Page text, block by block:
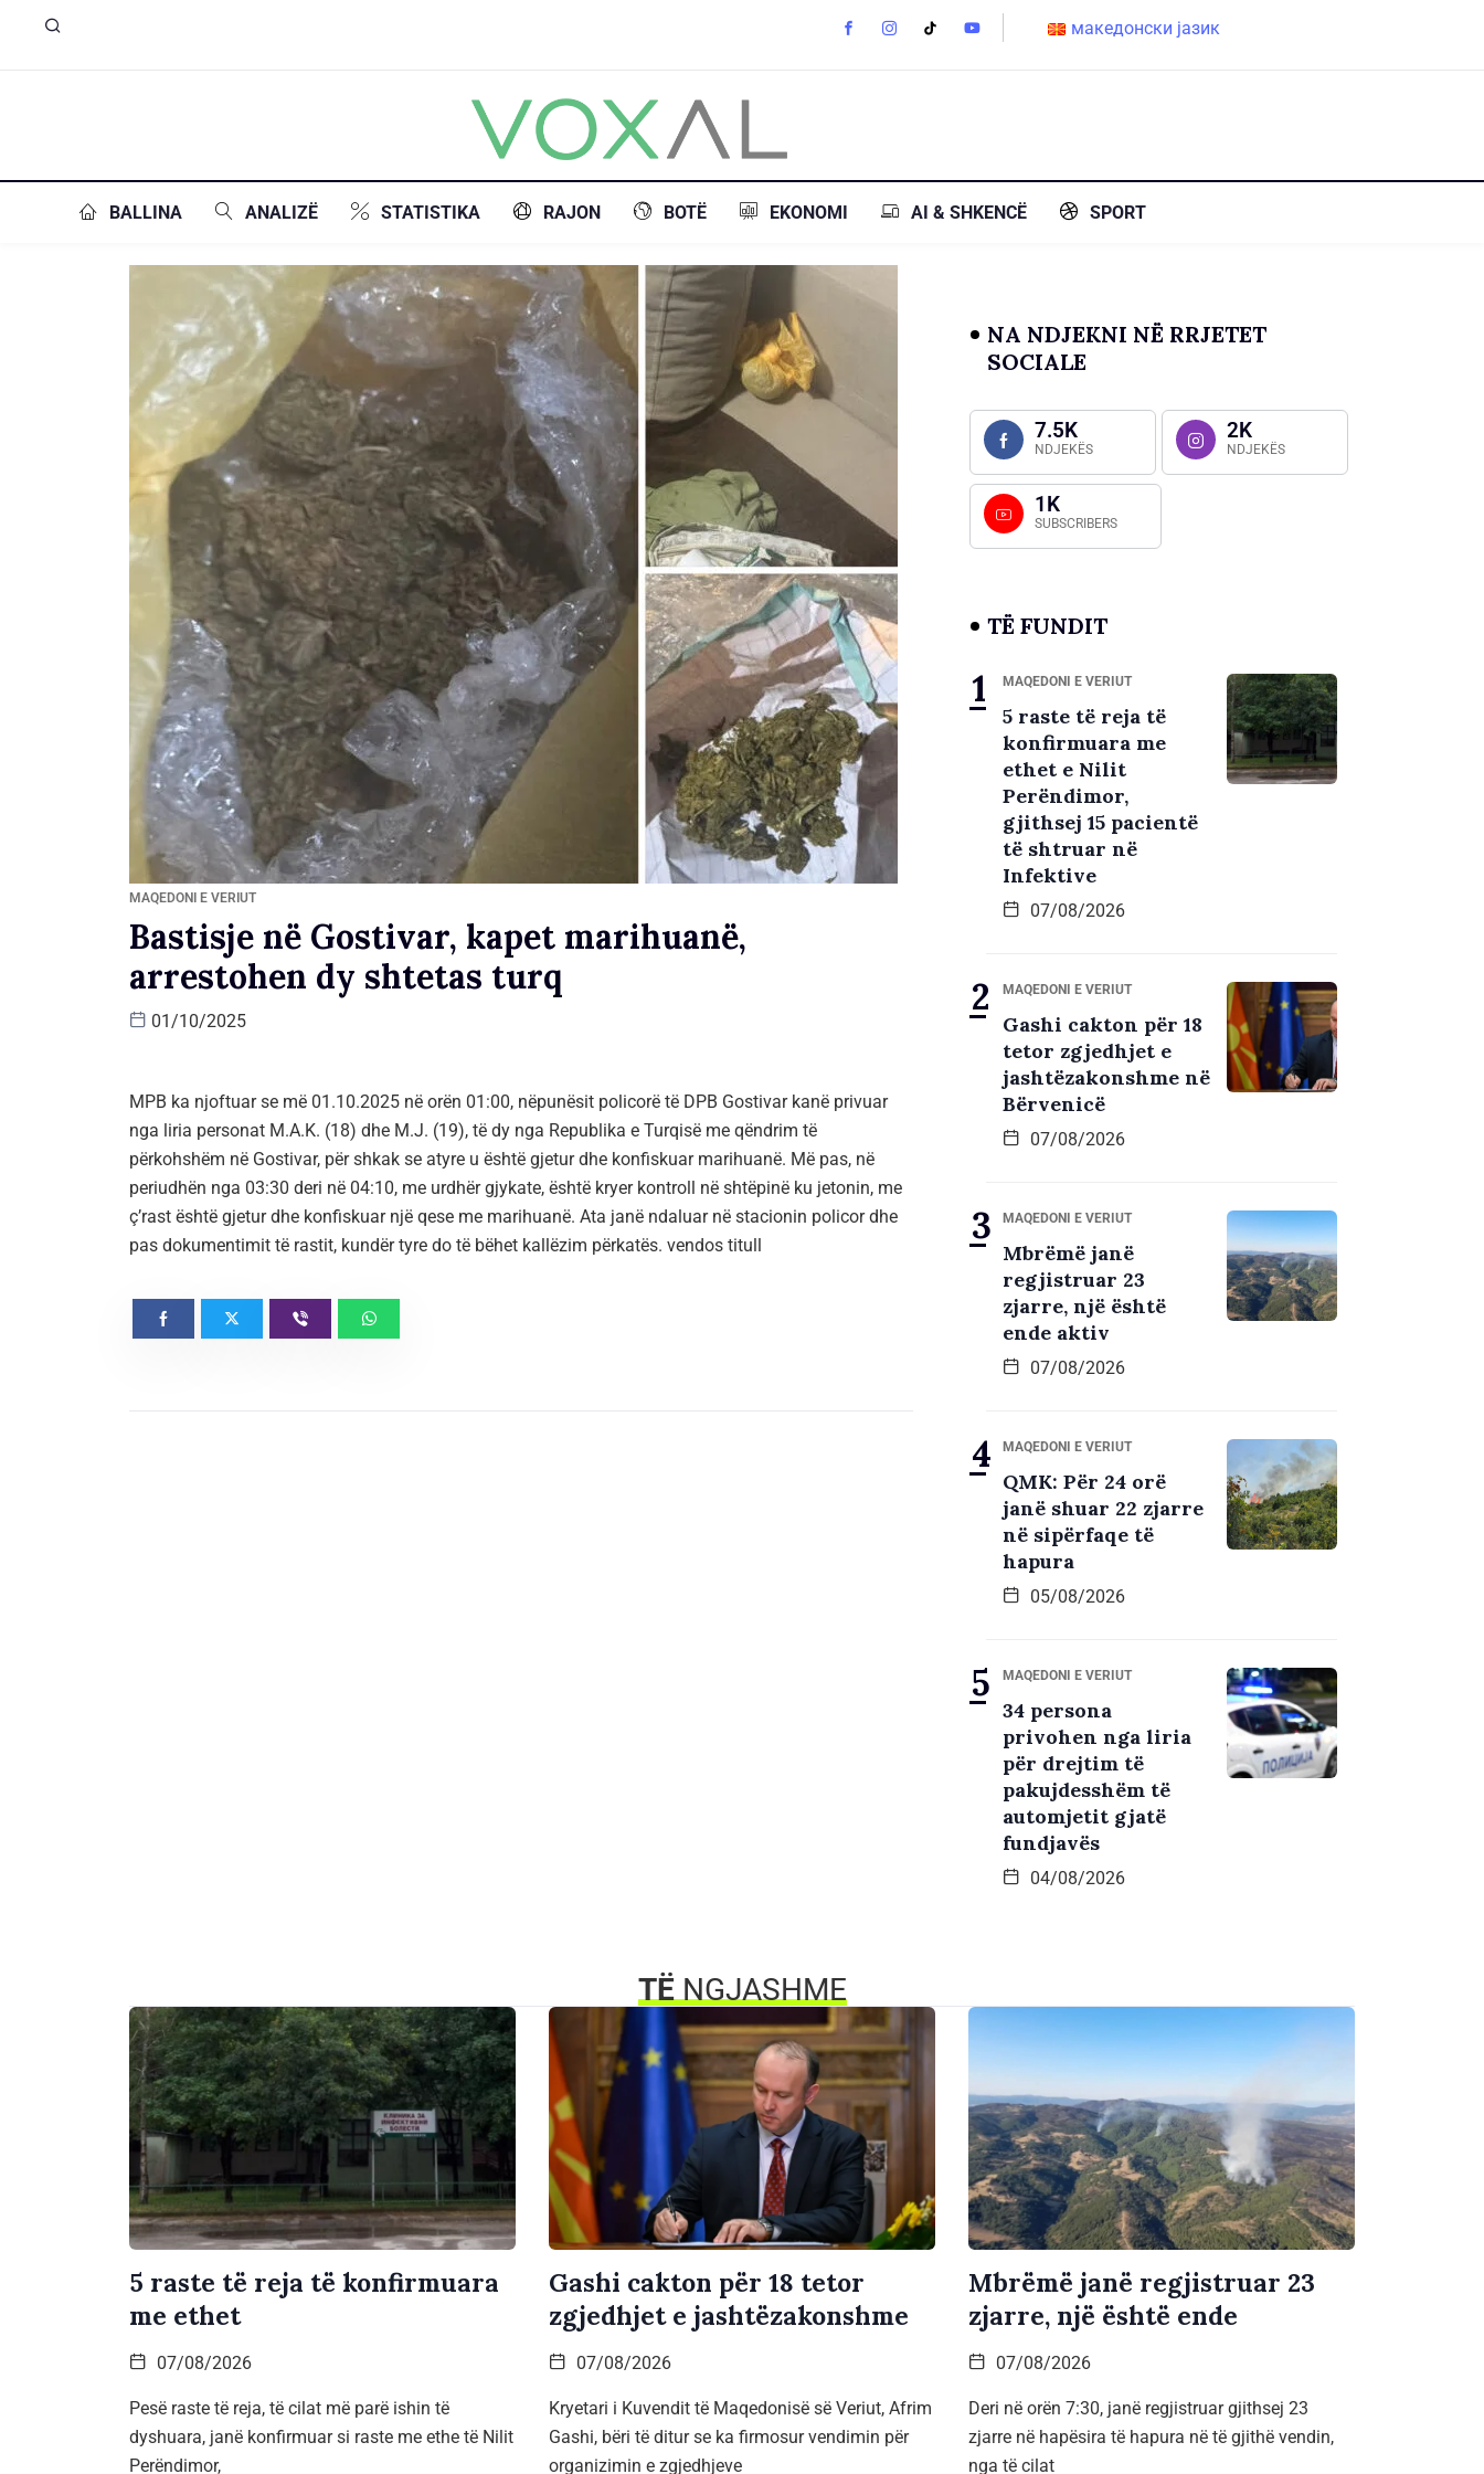
македонски јазик
BALLINA ANALIZË STATISTIKA RAJON BOTË EKONOMI AI & SHKENCË SPORT
MAQEDONI E VERIUT
Bastisje në Gostivar, kapet marihuanë,
arrestohen dy shtetas turq
01/10/2025
MPB ka njoftuar se më 01.10.2025 në orën 01:00, nëpunësit policorë të DPB Gostivar kanë privuar
nga liria personat M.A.K. (18) dhe M.J. (19), të dy nga Republika e Turqisë me qëndrim të
përkohshëm në Gostivar, për shkak se atyre u është gjetur dhe konfiskuar marihuanë. Më pas, në
periudhën nga 03:30 deri në 04:10, me urdhër gjykate, është kryer kontroll në shtëpinë ku jetonin, me
ç’rast është gjetur dhe konfiskuar një qese me marihuanë. Ata janë ndaluar në stacionin policor dhe
pas dokumentimit të rastit, kundër tyre do të bëhet kallëzim përkatës. vendos titull
NA NDJEKNI NË RRJETET
SOCIALE
7.5K
NDJEKËS
2K
NDJEKËS
1K
SUBSCRIBERS
TË FUNDIT
MAQEDONI E VERIUT
5 raste të reja të
konfirmuara me
ethet e Nilit
Perëndimor,
gjithsej 15 pacientë
të shtruar në
Infektive
07/08/2026
MAQEDONI E VERIUT
Gashi cakton për 18
tetor zgjedhjet e
jashtëzakonshme në
Bërvenicë
07/08/2026
MAQEDONI E VERIUT
Mbrëmë janë
regjistruar 23
zjarre, një është
ende aktiv
07/08/2026
MAQEDONI E VERIUT
QMK: Për 24 orë
janë shuar 22 zjarre
në sipërfaqe të
hapura
05/08/2026
MAQEDONI E VERIUT
34 persona
privohen nga liria
për drejtim të
pakujdesshëm të
automjetit gjatë
fundjavës
04/08/2026
TËNGJASHME
5 raste të reja të konfirmuara
me ethet
07/08/2026
Pesë raste të reja, të cilat më parë ishin të
dyshuara, janë konfirmuar si raste me ethe të Nilit
Perëndimor,
Gashi cakton për 18 tetor
zgjedhjet e jashtëzakonshme
07/08/2026
Kryetari i Kuvendit të Maqedonisë së Veriut, Afrim
Gashi, bëri të ditur se ka firmosur vendimin për
organizimin e zgjedhjeve
Mbrëmë janë regjistruar 23
zjarre, një është ende
07/08/2026
Deri në orën 7:30, janë regjistruar gjithsej 23
zjarre në hapësira të hapura në të gjithë vendin,
nga të cilat